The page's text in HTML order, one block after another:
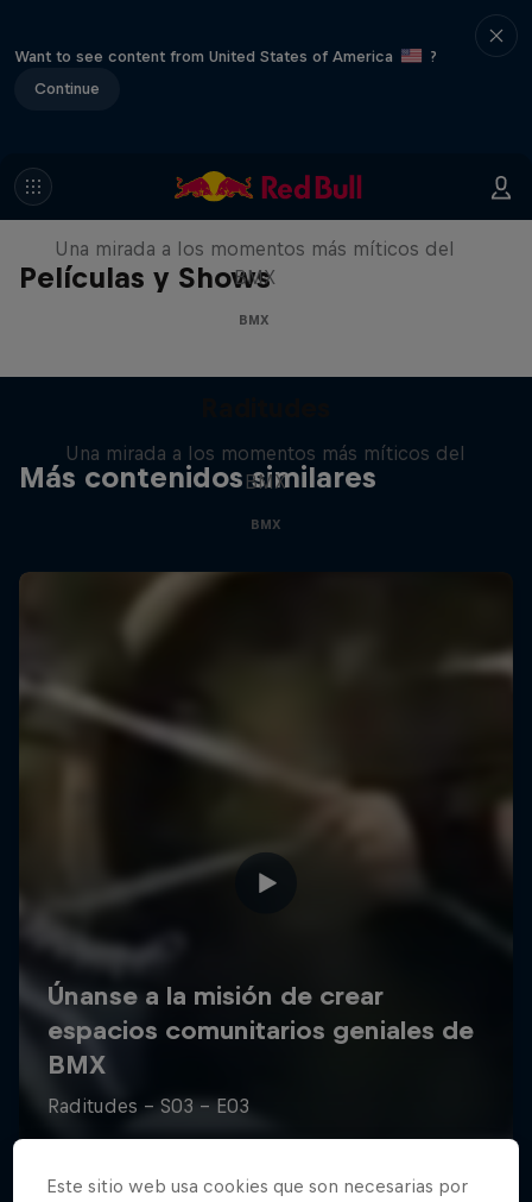
Want to see content from United States of America
?
Continue
Películas y Shows
Raditudes
Una mirada a los momentos más míticos del
BMX
BMX
Más contenidos similares
Una mirada a los momentos más míticos del
BMX
BMX
Este sitio web usa cookies que son necesarias por